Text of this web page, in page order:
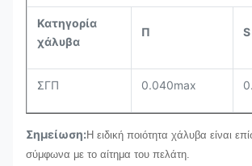
Κατηγορία
χάλυβα
Π S
ΣΓΠ 0.040max
Σημείωση: Η ειδική ποιότητα χάλυβα είναι
σύμφωνα με το αίτημα του πελάτη.